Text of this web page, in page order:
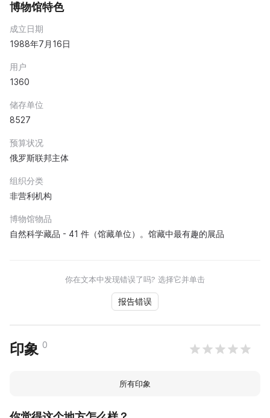
博物馆特色
成立日期
1988年7月16日
用户
1360
储存单位
8527
预算状况
俄罗斯联邦主体
组织分类
非营利机构
博物馆物品
自然科学藏品 - 41 件（馆藏单位）。馆藏中最有趣的展品
你在文本中发现错误了吗? 选择它并单击
报告错误
印象 0
所有印象